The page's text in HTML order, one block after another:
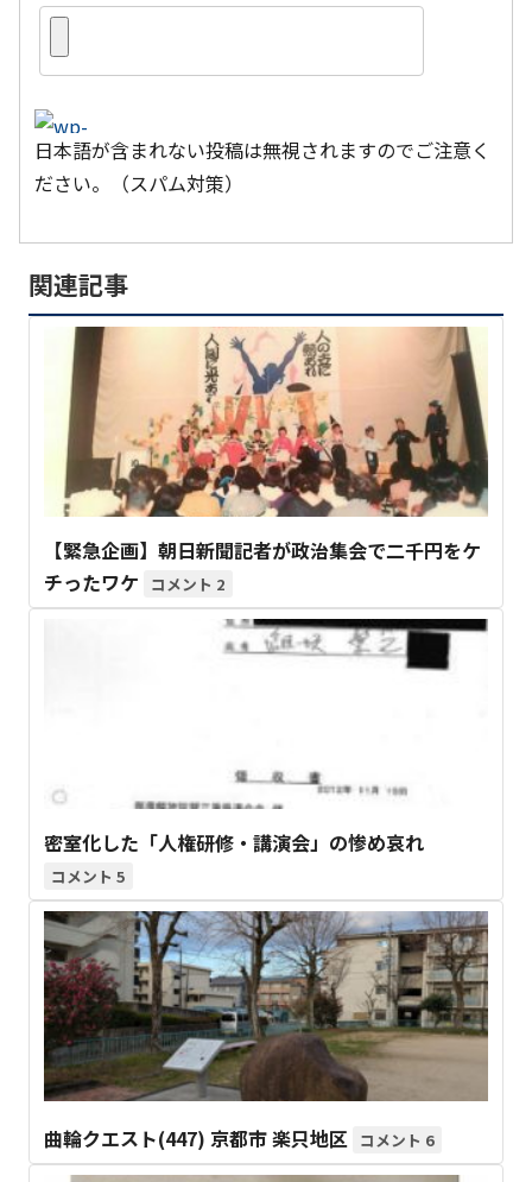
日本語が含まれない投稿は無視されますのでご注意く
ださい。（スパム対策）
関連記事
【緊急企画】朝日新聞記者が政治集会で二千円をケ
チったワケ
2
密室化した「人権研修・講演会」の惨め哀れ
5
曲輪クエスト(447) 京都市 楽只地区 6